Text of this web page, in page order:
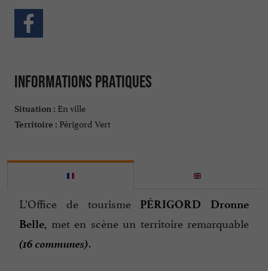
Informations pratiques
Situation : En ville
Territoire : Périgord Vert
L’Office de tourisme
PÉRIGORD Dronne
Belle, met en scène un territoire remarquable
(16 communes).